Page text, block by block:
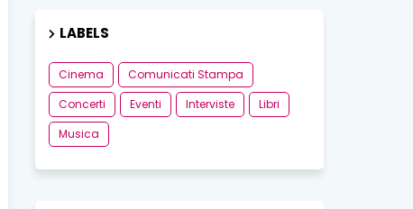
LABELS
Cinema
Comunicati Stampa
Concerti
Eventi Interviste
Libri
Musica